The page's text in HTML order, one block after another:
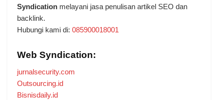
Syndication melayani jasa penulisan artikel SEO dan
backlink.
Hubungi kami di: 085900018001
Web Syndication:
jurnalsecurity.com
Outsourcing.id
Bisnisdaily.id